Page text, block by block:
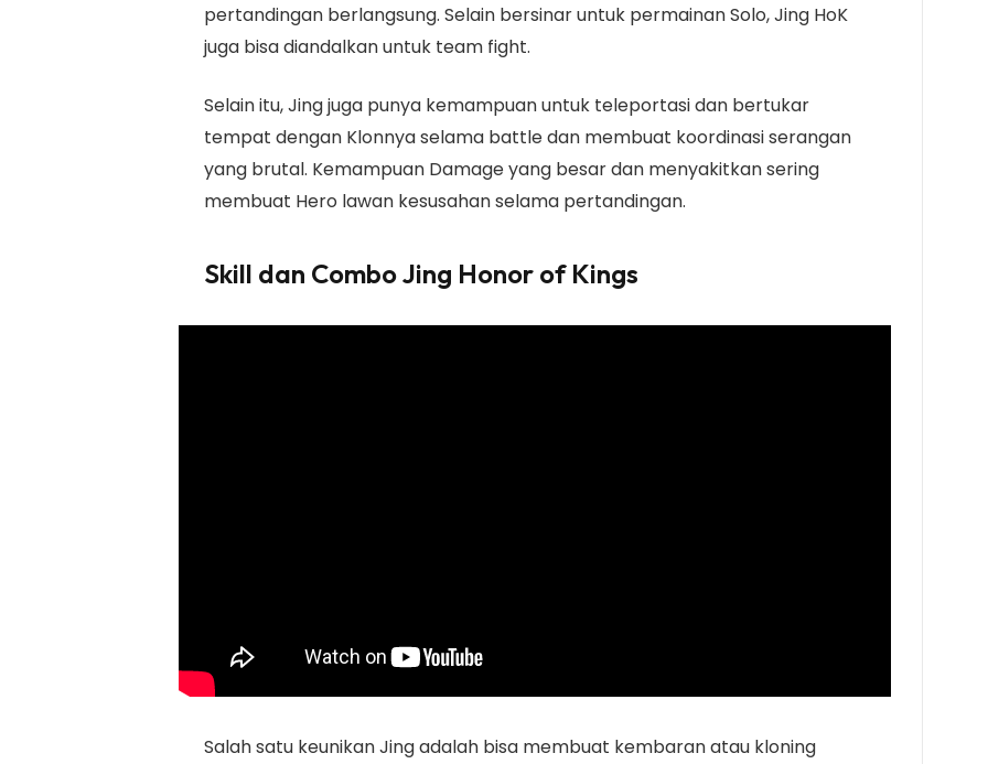
pertandingan berlangsung. Selain bersinar untuk permainan Solo, Jing HoK
juga bisa diandalkan untuk team fight.
Selain itu, Jing juga punya kemampuan untuk teleportasi dan bertukar
tempat dengan Klonnya selama battle dan membuat koordinasi serangan
yang brutal. Kemampuan Damage yang besar dan menyakitkan sering
membuat Hero lawan kesusahan selama pertandingan.
Skill dan Combo Jing Honor of Kings
Salah satu keunikan Jing adalah bisa membuat kembaran atau kloning